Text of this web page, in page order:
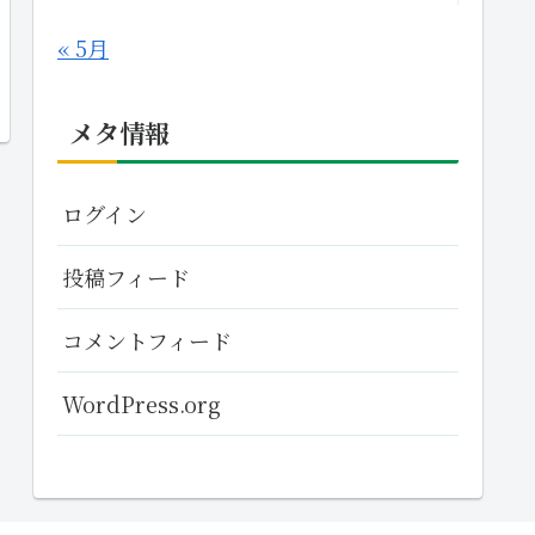
« 5月
メタ情報
ログイン
投稿フィード
コメントフィード
WordPress.org